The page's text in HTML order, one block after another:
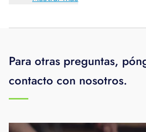
Para otras preguntas,
contacto con nosotros.